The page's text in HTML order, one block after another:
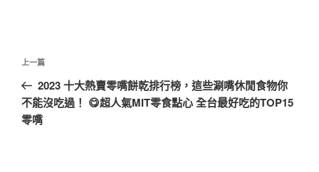
文
導
覽
上
一
篇
文
上一篇
2023 十大熱賣零嘴餅乾排行榜，這些涮嘴休閒食物你
不能沒吃過！ 😋超人氣MIT零食點心 全台最好吃的TOP15
零嘴